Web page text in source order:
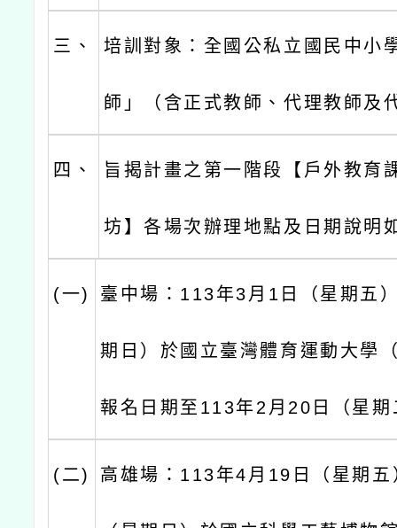
三、 培訓對象：全國公私立國民中小
師」（含正式教師、代理教師及
四、 旨揭計畫之第一階段【戶外教育
坊】各場次辦理地點及日期說明
(一) 臺中場：113年3月1日（星期五
期日）於國立臺灣體育運動大學
報名日期至113年2月20日（星期
(二) 高雄場：113年4月19日（星期